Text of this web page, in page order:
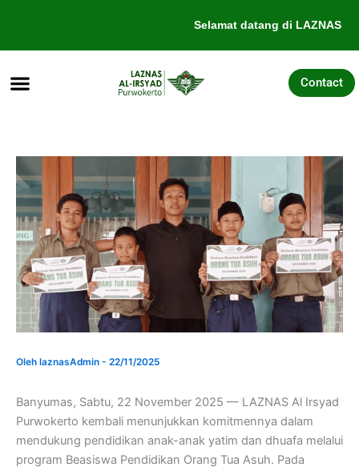
konten
Selamat datang di LAZNAS
Contact
Oleh laznasAdmin - 22/11/2025
Banyumas, Sabtu, 22 November 2025 — LAZNAS Al Irsyad
Purwokerto kembali menunjukkan komitmennya dalam
mendukung pendidikan anak-anak yatim dan dhuafa melalui
program Beasiswa Pendidikan Orang Tua Asuh. Pada